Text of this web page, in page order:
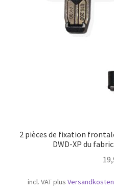
Transport maritime
2 pièces de fixation
DWD-XP du
incl. VATplusVersandkosten